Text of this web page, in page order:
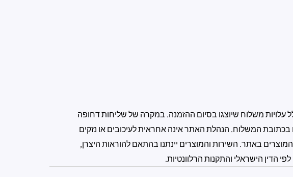
משלוח שיוצגו בסיום ההזמנה. במקרה של שליחות דחופה
המשלוח. הנהלת האתר אינה אחראית לעיכובים או נזקים
באתר. השירות והמוצרים יינתנו בהתאם להוראות היצרן,
הדין הישראלי והתקנות הרלוונטיות.